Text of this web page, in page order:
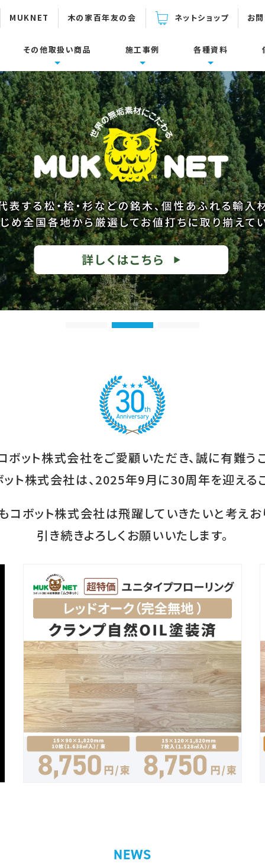
MUKNET 木の家百年友の会 ネットショップ お
率の計算 施工に関するご質問
設置面・用途
壁面
床面・水平構面
耐震リフォーム
施工事例
コボット動画集
参考資料
参考壁倍率の計算表
使い方Q＆A集
各種資料ダウンロード
その他取扱い商品
関連製品
束一発 防鼠材・通風材
ダイカラットJIN-Z スリットマン
タケタン800 定尺パンチングメタル
デベグラスワイヤー/
ロープ/ テープ
ウールブレス
ウォーロ
施工事例
耐震補強
各種資料
集 製品カタログ・取扱説明書
ボット株式会社をご愛顧いただき、 誠に有難う
ト株式会社は、 2025年9月に30周年を迎える
コボット株式会社は飛躍していきたいと考えお
引き続きよろしく お願いいたします。
NEWS